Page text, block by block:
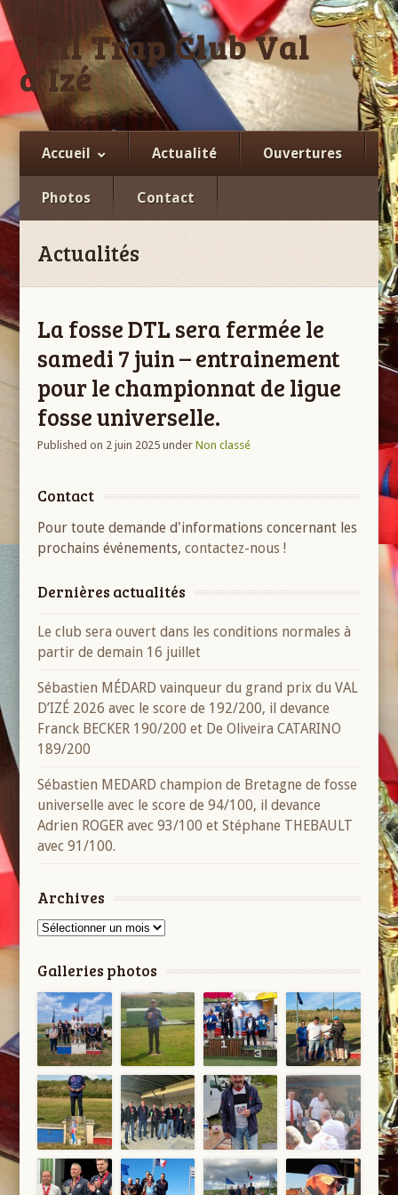
Ball Trap Club Val
d’Izé
Facebook
Accueil Actualité Ouvertures
Photos Contact
Actualités
La fosse DTL sera fermée le
samedi 7 juin – entrainement
pour le championnat de ligue
fosse universelle.
Published on 2 juin 2025 underNon classé
Contact
Pour toute demande d'informations concernant les
prochains événements,contactez-nous !
Dernières actualités
Le club sera ouvert dans les conditions normales à
partir de demain 16 juillet
Sébastien MÉDARD vainqueur du grand prix du VAL
D’IZÉ 2026 avec le score de 192/200, il devance
Franck BECKER 190/200 et De Oliveira CATARINO
189/200
Sébastien MEDARD champion de Bretagne de fosse
universelle avec le score de 94/100, il devance
Adrien ROGER avec 93/100 et Stéphane THEBAULT
avec 91/100.
Archives
Archives
Galleries photos